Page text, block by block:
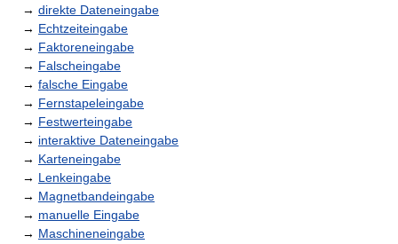
→ direkte Dateneingabe
→ Echtzeiteingabe
→ Faktoreneingabe
→ Falscheingabe
→ falsche Eingabe
→ Fernstapeleingabe
→ Festwerteingabe
→ interaktive Dateneingabe
→ Karteneingabe
→ Lenkeingabe
→ Magnetbandeingabe
→ manuelle Eingabe
→ Maschineneingabe